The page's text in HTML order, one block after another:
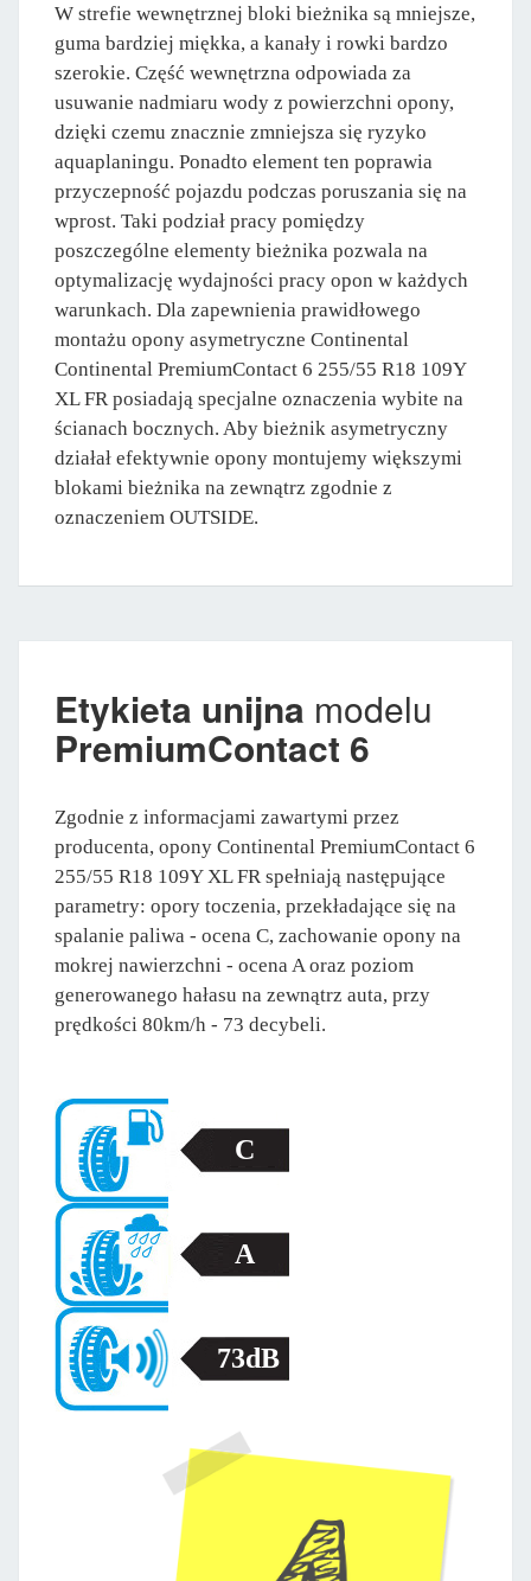
W strefie wewnętrznej bloki bieżnika są mniejsze,
guma bardziej miękka, a kanały i rowki bardzo
szerokie. Część wewnętrzna odpowiada za
usuwanie nadmiaru wody z powierzchni opony,
dzięki czemu znacznie zmniejsza się ryzyko
aquaplaningu. Ponadto element ten poprawia
przyczepność pojazdu podczas poruszania się na
wprost. Taki podział pracy pomiędzy
poszczególne elementy bieżnika pozwala na
optymalizację wydajności pracy opon w każdych
warunkach. Dla zapewnienia prawidłowego
montażu opony asymetryczne Continental
Continental PremiumContact 6 255/55 R18 109Y
XL FR posiadają specjalne oznaczenia wybite na
ścianach bocznych. Aby bieżnik asymetryczny
działał efektywnie opony montujemy większymi
blokami bieżnika na zewnątrz zgodnie z
oznaczeniem OUTSIDE.
Etykieta unijna modelu
PremiumContact 6
Zgodnie z informacjami zawartymi przez
producenta, opony Continental PremiumContact 6
255/55 R18 109Y XL FR spełniają następujące
parametry: opory toczenia, przekładające się na
spalanie paliwa - ocena C, zachowanie opony na
mokrej nawierzchni - ocena A oraz poziom
generowanego hałasu na zewnątrz auta, przy
prędkości 80km/h - 73 decybeli.
C
A
73dB